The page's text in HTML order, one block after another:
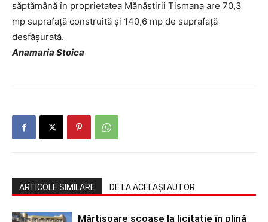
săptămână în proprietatea Mănăstirii Tismana are 70,3
mp suprafaţă construită şi 140,6 mp de suprafaţă
desfăşurată.
Anamaria Stoica
ARTICOLE SIMILARE DE LA ACELAȘI AUTOR
Mărțișoare scoase la licitație în plină